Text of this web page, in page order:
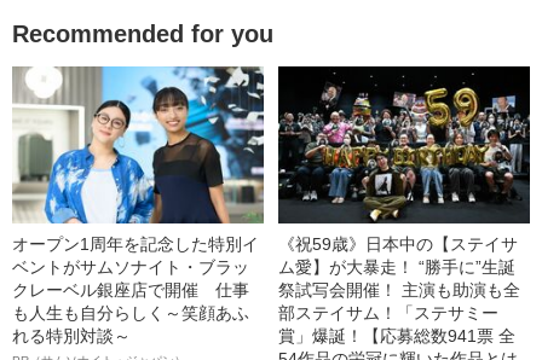
Recommended for you
オープン1周年を記念した特別イ
ベントがサムソナイト・ブラッ
クレーベル銀座店で開催 仕事
も人生も自分らしく～笑顔あふ
れる特別対談～
《祝59歳》日本中の【ステイサ
ム愛】が大暴走！ “勝手に”生誕
祭試写会開催！ 主演も助演も全
部ステイサム！「ステサミー
賞」爆誕！【応募総数941票 全